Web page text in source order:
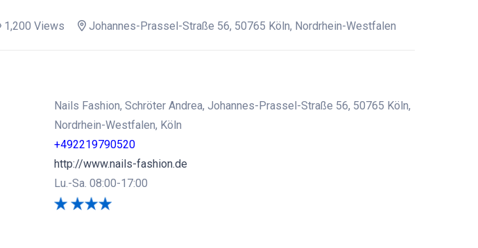
1,200 Views Johannes-Prassel-Straße 56, 50765 Köln, Nordrhein-Westfalen
Nails Fashion, Schröter Andrea, Johannes-Prassel-Straße 56, 50765 Köln,
Nordrhein-Westfalen, Köln
+492219790520
http://www.nails-fashion.de
Lu.-Sa. 08:00-17:00